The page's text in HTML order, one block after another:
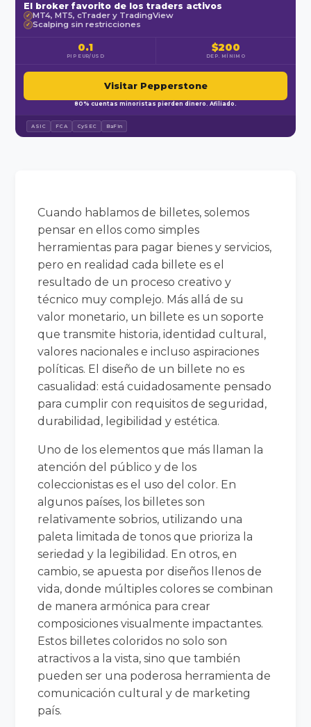
El broker favorito de los traders activos
✓ MT4, MT5, cTrader y TradingView
✓ Scalping sin restricciones
0.1
PIP EUR/USD
$200
DEP. MÍNIMO
Visitar Pepperstone
80% cuentas minoristas pierden dinero. Afiliado.
ASIC FCA CySEC BaFin
Cuando hablamos de billetes, solemos
pensar en ellos como simples
herramientas para pagar bienes y servicios,
pero en realidad cada billete es el
resultado de un proceso creativo y
técnico muy complejo. Más allá de su
valor monetario, un billete es un soporte
que transmite historia, identidad cultural,
valores nacionales e incluso aspiraciones
políticas. El diseño de un billete no es
casualidad: está cuidadosamente pensado
para cumplir con requisitos de seguridad,
durabilidad, legibilidad y estética.
Uno de los elementos que más llaman la
atención del público y de los
coleccionistas es el uso del color. En
algunos países, los billetes son
relativamente sobrios, utilizando una
paleta limitada de tonos que prioriza la
seriedad y la legibilidad. En otros, en
cambio, se apuesta por diseños llenos de
vida, donde múltiples colores se combinan
de manera armónica para crear
composiciones visualmente impactantes.
Estos billetes coloridos no solo son
atractivos a la vista, sino que también
pueden ser una poderosa herramienta de
comunicación cultural y de marketing
país.